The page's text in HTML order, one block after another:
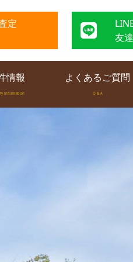
定
友
情報
information
よくあるご質問
Q & A